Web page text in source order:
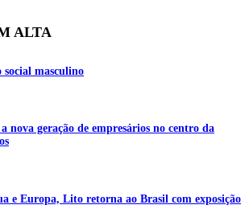
ALTA
social masculino
nova geração de empresários no centro da
e Europa, Lito retorna ao Brasil com exposição